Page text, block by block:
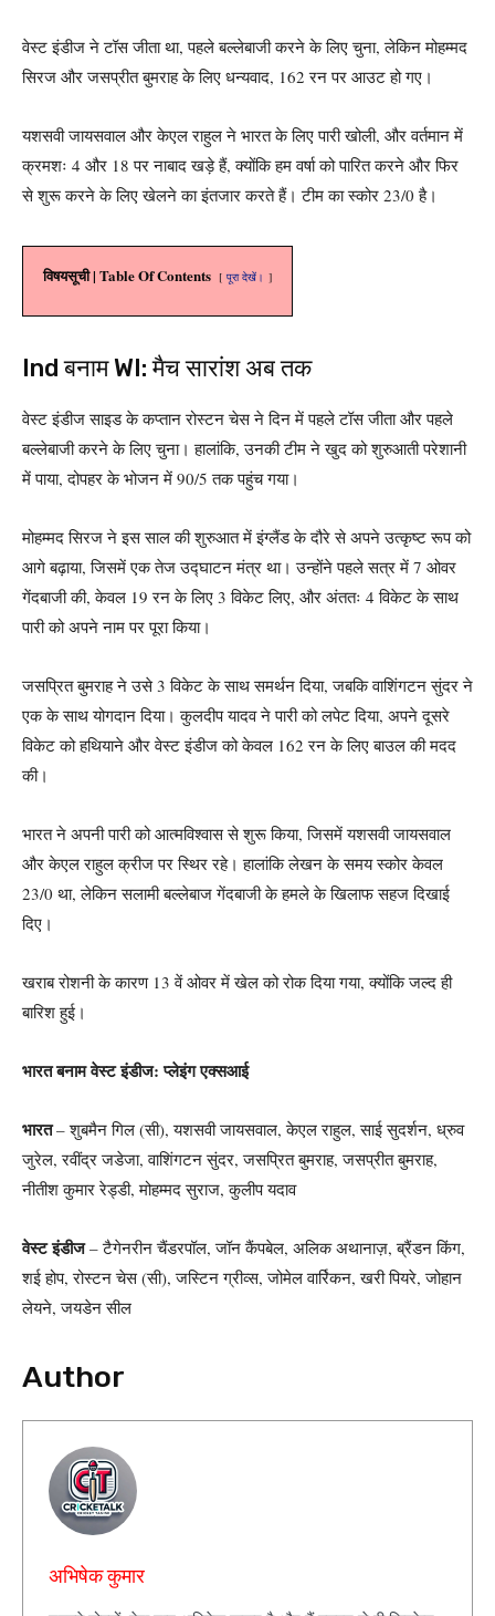
वेस्ट इंडीज ने टॉस जीता था, पहले बल्लेबाजी करने के लिए चुना, लेकिन मोहम्मद
सिरज और जसप्रीत बुमराह के लिए धन्यवाद, 162 रन पर आउट हो गए।
यशसवी जायसवाल और केएल राहुल ने भारत के लिए पारी खोली, और वर्तमान में
क्रमशः 4 और 18 पर नाबाद खड़े हैं, क्योंकि हम वर्षा को पारित करने और फिर
से शुरू करने के लिए खेलने का इंतजार करते हैं। टीम का स्कोर 23/0 है।
विषयसूची | Table Of Contents पूरा देखें।
Ind बनाम WI: मैच सारांश अब तक
वेस्ट इंडीज साइड के कप्तान रोस्टन चेस ने दिन में पहले टॉस जीता और पहले
बल्लेबाजी करने के लिए चुना। हालांकि, उनकी टीम ने खुद को शुरुआती परेशानी
में पाया, दोपहर के भोजन में 90/5 तक पहुंच गया।
मोहम्मद सिरज ने इस साल की शुरुआत में इंग्लैंड के दौरे से अपने उत्कृष्ट रूप को
आगे बढ़ाया, जिसमें एक तेज उद्घाटन मंत्र था। उन्होंने पहले सत्र में 7 ओवर
गेंदबाजी की, केवल 19 रन के लिए 3 विकेट लिए, और अंततः 4 विकेट के साथ
पारी को अपने नाम पर पूरा किया।
जसप्रित बुमराह ने उसे 3 विकेट के साथ समर्थन दिया, जबकि वाशिंगटन सुंदर ने
एक के साथ योगदान दिया। कुलदीप यादव ने पारी को लपेट दिया, अपने दूसरे
विकेट को हथियाने और वेस्ट इंडीज को केवल 162 रन के लिए बाउल की मदद
की।
भारत ने अपनी पारी को आत्मविश्वास से शुरू किया, जिसमें यशसवी जायसवाल
और केएल राहुल क्रीज पर स्थिर रहे। हालांकि लेखन के समय स्कोर केवल
23/0 था, लेकिन सलामी बल्लेबाज गेंदबाजी के हमले के खिलाफ सहज दिखाई
दिए।
खराब रोशनी के कारण 13 वें ओवर में खेल को रोक दिया गया, क्योंकि जल्द ही
बारिश हुई।
भारत बनाम वेस्ट इंडीज: प्लेइंग एक्सआई
भारत– शुबमैन गिल (सी), यशसवी जायसवाल, केएल राहुल, साई सुदर्शन, ध्रुव
जुरेल, रवींद्र जडेजा, वाशिंगटन सुंदर, जसप्रित बुमराह, जसप्रीत बुमराह,
नीतीश कुमार रेड्डी, मोहम्मद सुराज, कुलीप यदाव
वेस्ट इंडीज– टैगेनरीन चैंडरपॉल, जॉन कैंपबेल, अलिक अथानाज़, ब्रैंडन किंग,
शई होप, रोस्टन चेस (सी), जस्टिन ग्रीव्स, जोमेल वार्रिकन, खरी पियरे, जोहान
लेयने, जयडेन सील
Author
अभिषेक कुमार